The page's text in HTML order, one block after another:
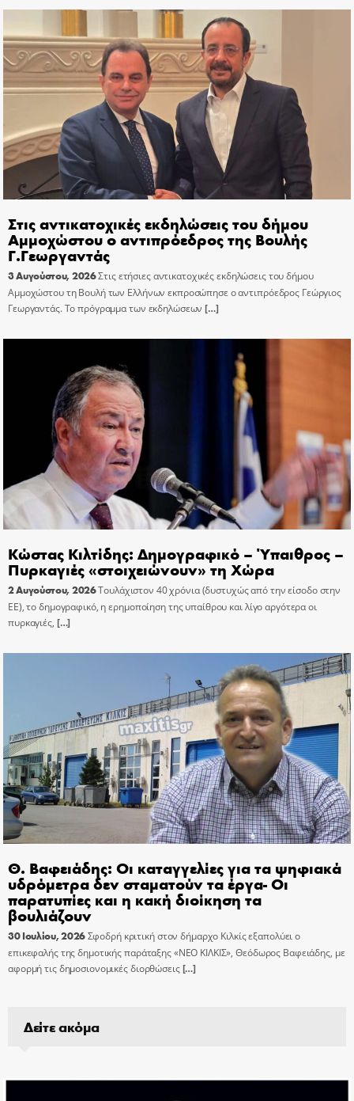
Στις αντικατοχικές εκδηλώσεις του δήμου
Αμμοχώστου ο αντιπρόεδρος της Βουλής
Γ.Γεωργαντάς
3 Αυγούστου, 2026Στις ετήσιες αντικατοχικές εκδηλώσεις του δήμου
Αμμοχώστου τη Βουλή των Ελλήνων εκπροσώπησε ο αντιπρόεδρος Γεώργιος
Γεωργαντάς. Το πρόγραμμα των εκδηλώσεων […]
Κώστας Κιλτίδης: Δημογραφικό – Ύπαιθρος –
Πυρκαγιές «στοιχειώνουν» τη Χώρα
2 Αυγούστου, 2026Τουλάχιστον 40 χρόνια (δυστυχώς από την είσοδο στην
ΕΕ), το δημογραφικό, η ερημοποίηση της υπαίθρου και λίγο αργότερα οι
πυρκαγιές, […]
Θ. Βαφειάδης: Οι καταγγελίες για τα ψηφιακά
υδρόμετρα δεν σταματούν τα έργα- Οι
παρατυπίες και η κακή διοίκηση τα
βουλιάζουν
30 Ιουλίου, 2026Σφοδρή κριτική στον δήμαρχο Κιλκίς εξαπολύει ο
επικεφαλής της δημοτικής παράταξης «ΝΕΟ ΚΙΛΚΙΣ», Θεόδωρος Βαφειάδης, με
αφορμή τις δημοσιονομικές διορθώσεις[…]
Δείτε ακόμα